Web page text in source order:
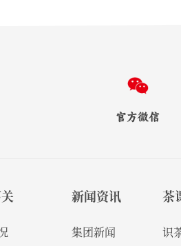
官方微信
新闻资讯
集团新闻
茶
识